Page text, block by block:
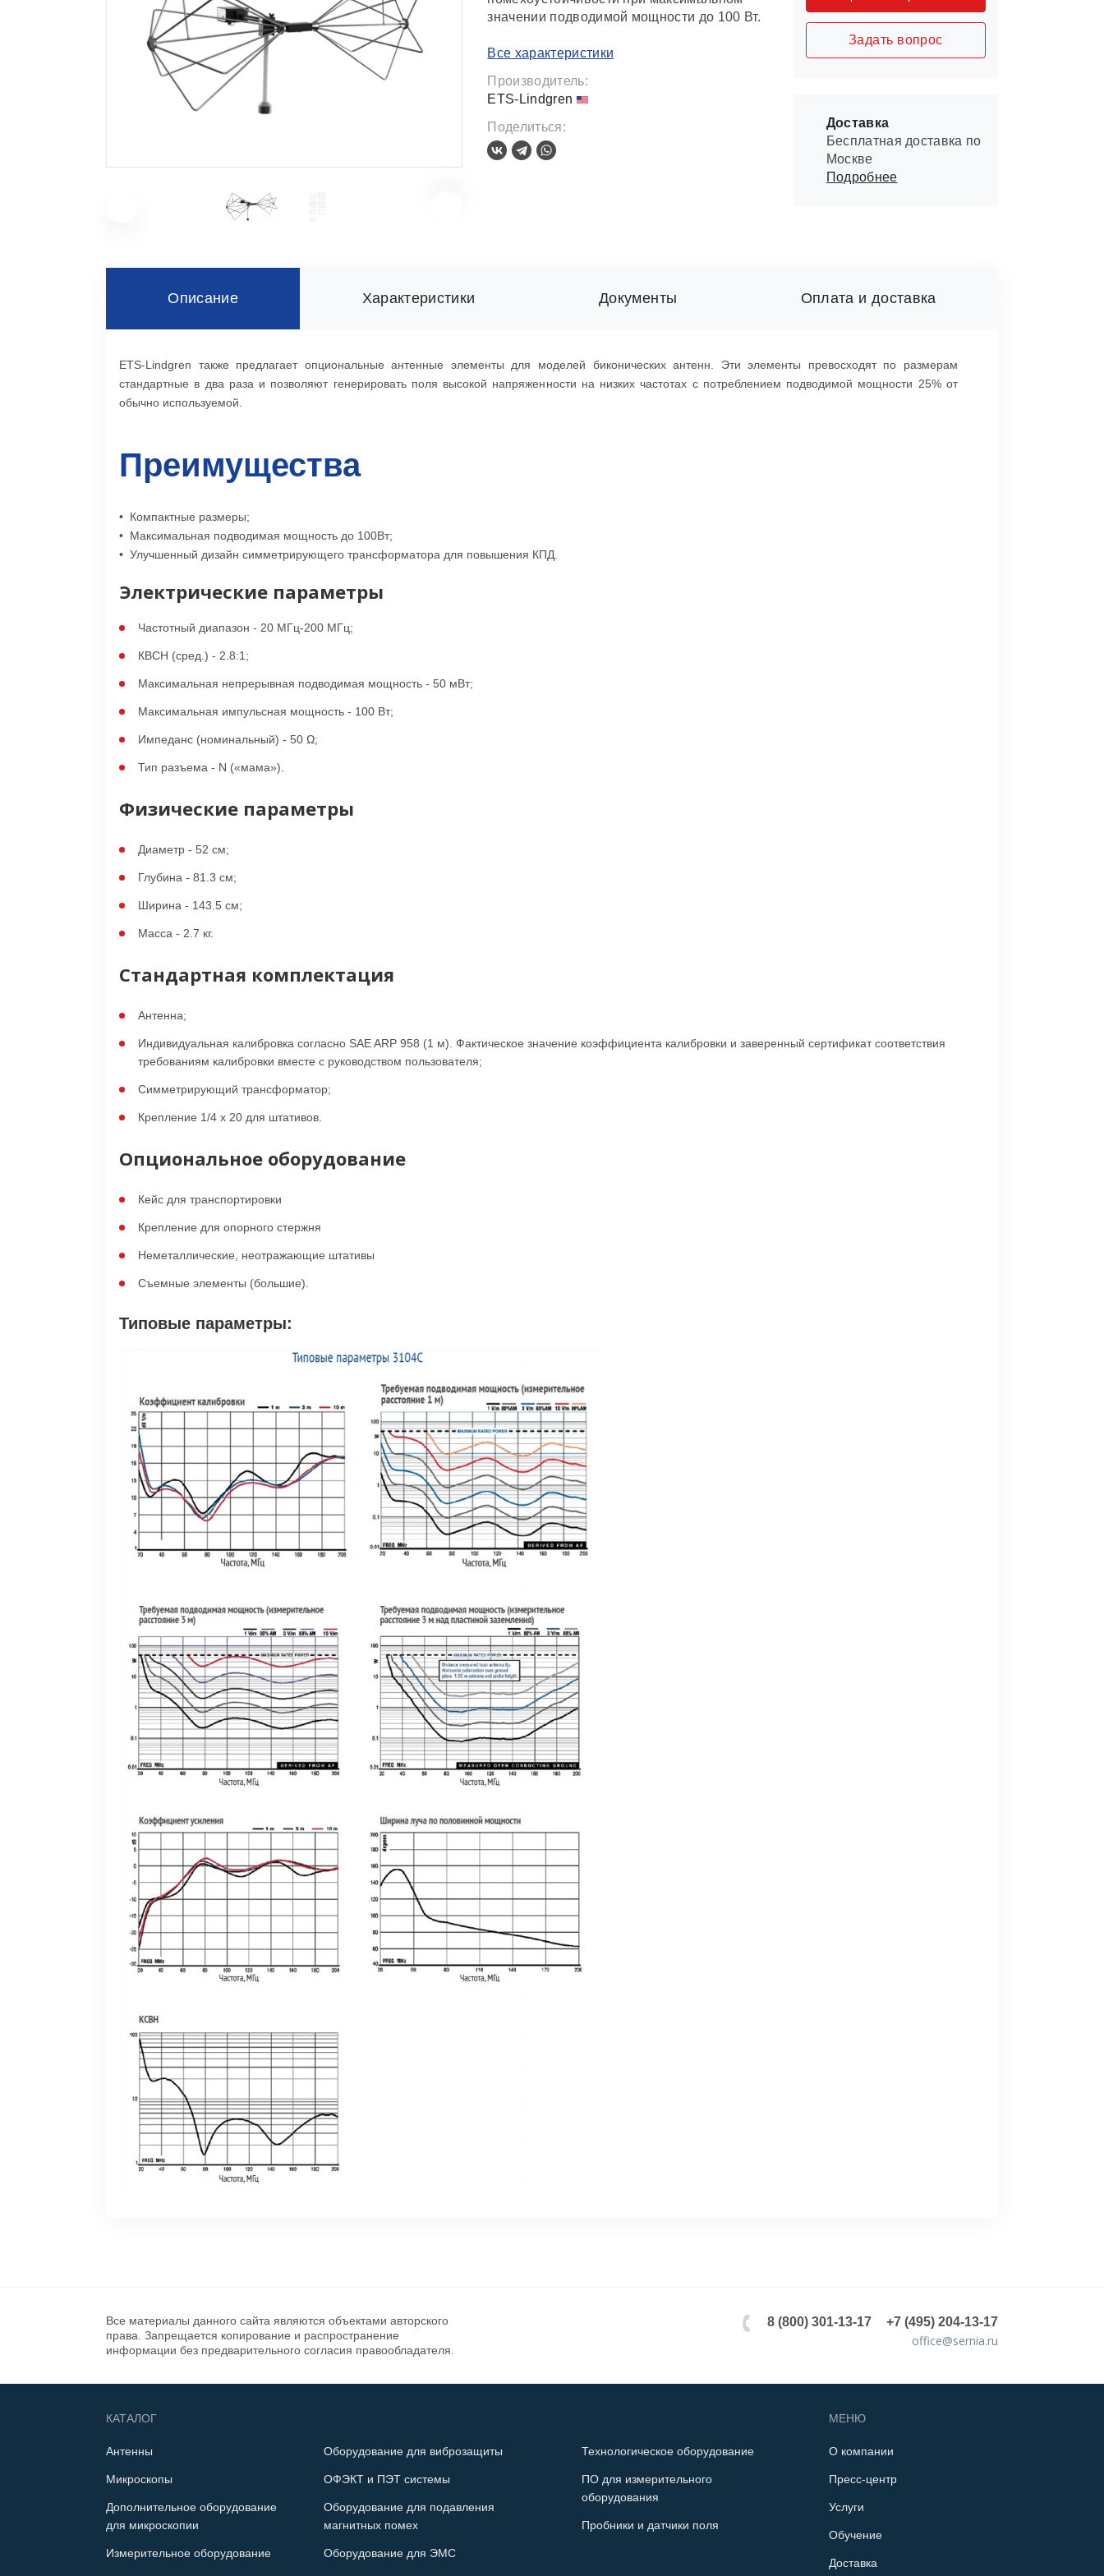
значении подводимой мощности до 100 Вт.
Все характеристики
Производитель:
ETS-Lindgren
Поделиться:
Задать вопрос
Доставка
Бесплатная доставка по
Москве
Подробнее
Описание Характеристики Документы Оплата и доставка
ETS-Lindgren также предлагает опциональные антенные элементы для моделей биконических антенн. Эти элементы превосходят по размерам
стандартные в два раза и позволяют генерировать поля высокой напряженности на низких частотах с потреблением подводимой мощности 25% от
обычно используемой.
Преимущества
• Компактные размеры;
• Максимальная подводимая мощность до 100Вт;
• Улучшенный дизайн симметрирующего трансформатора для повышения КПД.
Электрические параметры
Частотный диапазон - 20 МГц-200 МГц;
КВСН (сред.) - 2.8:1;
Максимальная непрерывная подводимая мощность - 50 мВт;
Максимальная импульсная мощность - 100 Вт;
Импеданс (номинальный) - 50 Ω;
Тип разъема - N («мама»).
Физические параметры
Диаметр - 52 см;
Глубина - 81.3 см;
Ширина - 143.5 см;
Масса - 2.7 кг.
Стандартная комплектация
Антенна;
Индивидуальная калибровка согласно SAE ARP 958 (1 м). Фактическое значение коэффициента калибровки и заверенный сертификат соответствия
требованиям калибровки вместе с руководством пользователя;
Симметрирующий трансформатор;
Крепление 1/4 x 20 для штативов.
Опциональное оборудование
Кейс для транспортировки
Крепление для опорного стержня
Неметаллические, неотражающие штативы
Съемные элементы (большие).
Типовые параметры:
Все материалы данного сайта являются объектами авторского
права. Запрещается копирование и распространение
информации без предварительного согласия правообладателя.
+7 (495) 204-13-17
8 (800) 301-13-17
office@sernia.ru
КАТАЛОГ
Антенны
Микроскопы
Дополнительное оборудование
для микроскопии
Измерительное оборудование
Оборудование для виброзащиты
ОФЭКТ и ПЭТ системы
Оборудование для подавления
магнитных помех
Оборудование для ЭМС
Технологическое оборудование
ПО для измерительного
оборудования
Пробники и датчики поля
МЕНЮ
О компании
Пресс-центр
Услуги
Обучение
Доставка